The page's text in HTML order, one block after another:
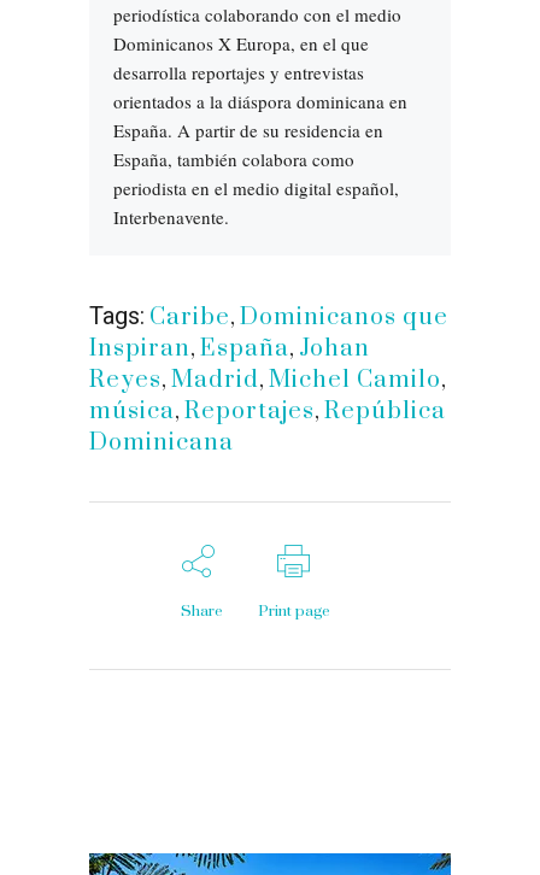
periodística colaborando con el medio
Dominicanos X Europa, en el que
desarrolla reportajes y entrevistas
orientados a la diáspora dominicana en
España. A partir de su residencia en
España, también colabora como
periodista en el medio digital español,
Interbenavente.
Tags: Caribe, Dominicanos que
Inspiran, España, Johan
Reyes, Madrid, Michel Camilo,
música, Reportajes, República
Dominicana
Share Print page